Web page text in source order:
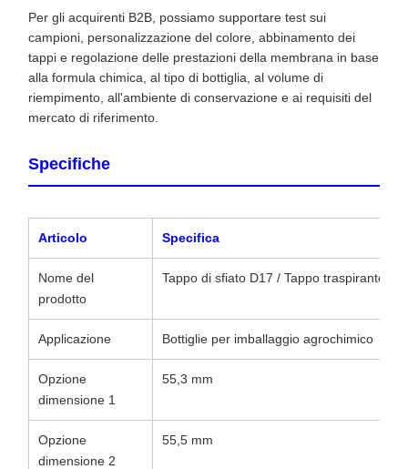
Per gli acquirenti B2B, possiamo supportare test sui
campioni, personalizzazione del colore, abbinamento dei
tappi e regolazione delle prestazioni della membrana in base
alla formula chimica, al tipo di bottiglia, al volume di
riempimento, all'ambiente di conservazione e ai requisiti del
mercato di riferimento.
Specifiche
Articolo Specifica
Nome del
prodotto
Tappo di sfiato D17 / Tappo traspirante
Applicazione Bottiglie per imballaggio agrochimico
Opzione
dimensione 1
55,3 mm
Opzione
dimensione 2
55,5 mm